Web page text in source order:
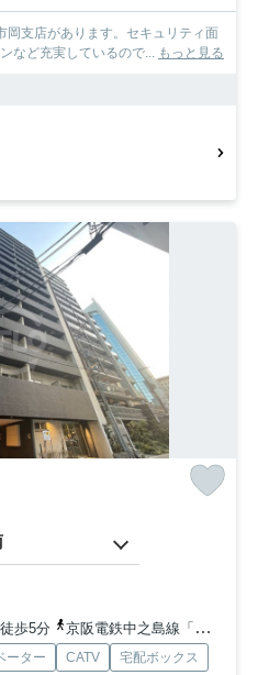
支店があります。セキュリティ面
など充実しているので... もっと見る
歩5分
京阪電鉄中之島線「中之島」駅 徒歩7分
ーター CATV
宅配ボックス